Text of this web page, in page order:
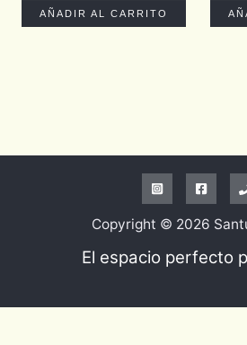
AÑADIR AL CARRITO
Copyright © 2026
El espacio perfecto